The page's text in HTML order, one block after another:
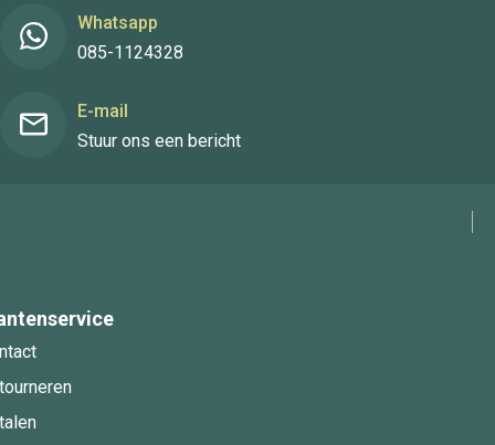
Whatsapp
085-1124328
E-mail
Stuur ons een bericht